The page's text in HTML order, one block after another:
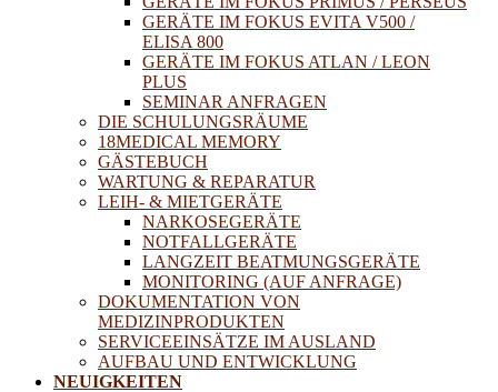
GERÄTE IM FOKUS EVITA V500 /
ELISA 800
GERÄTE IM FOKUS ATLAN / LEON
PLUS
SEMINAR ANFRAGEN
DIE SCHULUNGSRÄUME
18MEDICAL MEMORY
GÄSTEBUCH
WARTUNG & REPARATUR
LEIH- & MIETGERÄTE
NARKOSEGERÄTE
NOTFALLGERÄTE
LANGZEIT BEATMUNGSGERÄTE
MONITORING (AUF ANFRAGE)
DOKUMENTATION VON
MEDIZINPRODUKTEN
SERVICEEINSÄTZE IM AUSLAND
AUFBAU UND ENTWICKLUNG
NEUIGKEITEN